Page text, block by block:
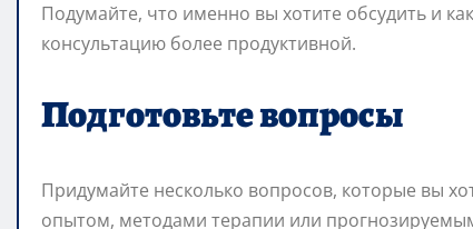
Подумайте, что именно вы хотите обсудить и
консультацию более продуктивной.
Подготовьте вопросы
Придумайте несколько вопросов, которые вы
опытом, методами терапии или